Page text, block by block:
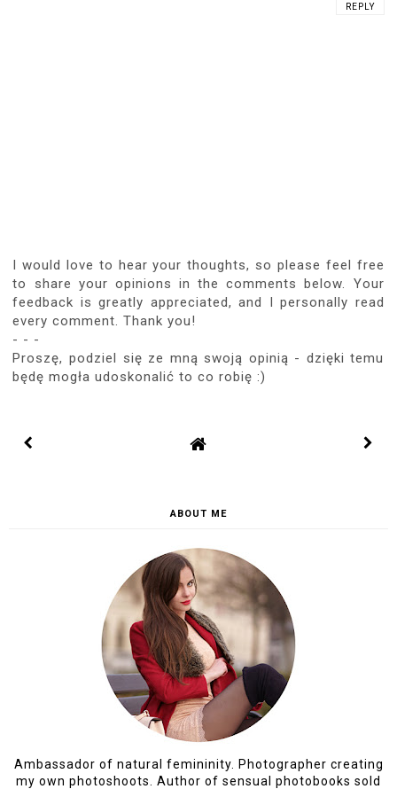
REPLY
I would love to hear your thoughts, so please feel free
to share your opinions in the comments below. Your
feedback is greatly appreciated, and I personally read
every comment. Thank you!
- - -
Proszę, podziel się ze mną swoją opinią - dzięki temu
będę mogła udoskonalić to co robię :)
ABOUT ME
Ambassador of natural femininity. Photographer creating
my own photoshoots. Author of sensual photobooks sold